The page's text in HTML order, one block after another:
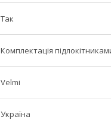
Так
Комплектація
Velmi
Україна